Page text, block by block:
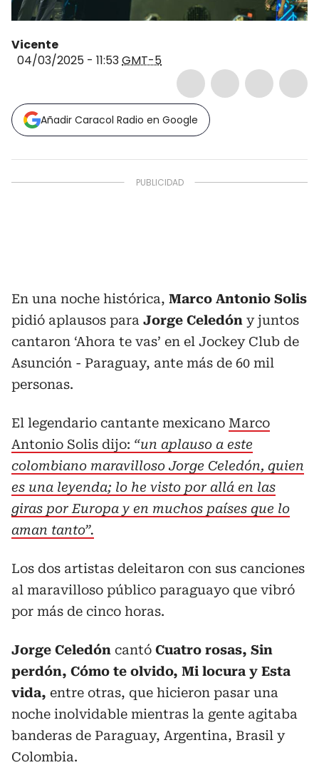
Vicente
04/03/2025 - 11:53GMT-5
Añadir Caracol Radio en Google
En una noche histórica, Marco Antonio Solis
pidió aplausos para Jorge Celedón y juntos
cantaron ‘Ahora te vas’ en el Jockey Club de
Asunción - Paraguay, ante más de 60 mil
personas.
El legendario cantante mexicano Marco
Antonio Solis dijo: “un aplauso a este
colombiano maravilloso Jorge Celedón, quien
es una leyenda; lo he visto por allá en las
giras por Europa y en muchos países que lo
aman tanto”.
Los dos artistas deleitaron con sus canciones
al maravilloso público paraguayo que vibró
por más de cinco horas.
Jorge Celedón cantó Cuatro rosas, Sin
perdón, Cómo te olvido, Mi locura y Esta
vida, entre otras, que hicieron pasar una
noche inolvidable mientras la gente agitaba
banderas de Paraguay, Argentina, Brasil y
Colombia.